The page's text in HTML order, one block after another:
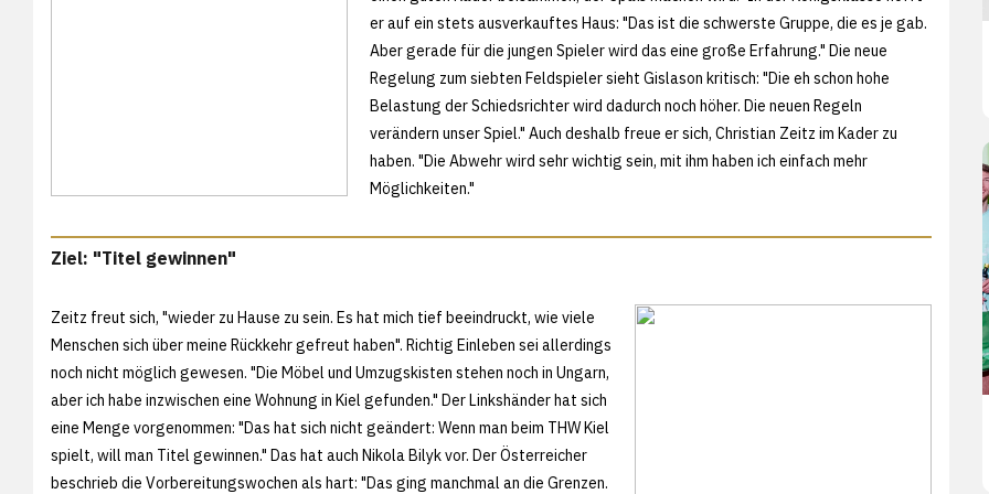
er auf ein stets ausverkauftes Haus: "Das ist die schwerste Gruppe, die es je gab.
Aber gerade für die jungen Spieler wird das eine große Erfahrung." Die neue
Regelung zum siebten Feldspieler sieht Gislason kritisch: "Die eh schon hohe
Belastung der Schiedsrichter wird dadurch noch höher. Die neuen Regeln
verändern unser Spiel." Auch deshalb freue er sich, Christian Zeitz im Kader zu
haben. "Die Abwehr wird sehr wichtig sein, mit ihm haben ich einfach mehr
Möglichkeiten."
Ziel: "Titel gewinnen"
Zeitz freut sich, "wieder zu Hause zu sein. Es hat mich tief beeindruckt, wie viele
Menschen sich über meine Rückkehr gefreut haben". Richtig Einleben sei allerdings
noch nicht möglich gewesen. "Die Möbel und Umzugskisten stehen noch in Ungarn,
aber ich habe inzwischen eine Wohnung in Kiel gefunden." Der Linkshänder hat sich
eine Menge vorgenommen: "Das hat sich nicht geändert: Wenn man beim THW Kiel
spielt, will man Titel gewinnen." Das hat auch Nikola Bilyk vor. Der Österreicher
beschrieb die Vorbereitungswochen als hart: "Das ging manchmal an die Grenzen.